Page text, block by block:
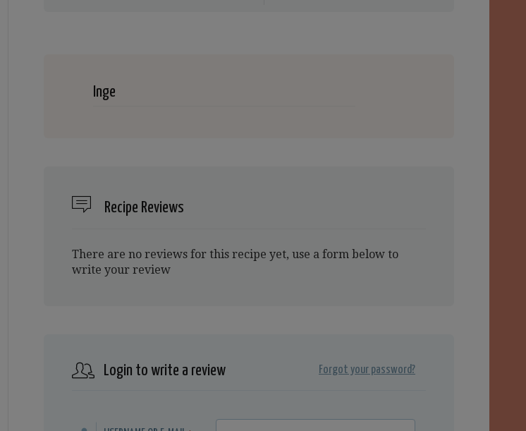
Inge
Recipe Reviews
There are no reviews for this recipe yet, use a form below to
write your review
Login to write a review Forgot your password?